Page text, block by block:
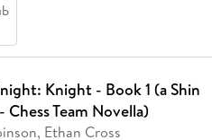
Knight - Book 1 (a Shin
Chess Team Novella)
Ethan Cross